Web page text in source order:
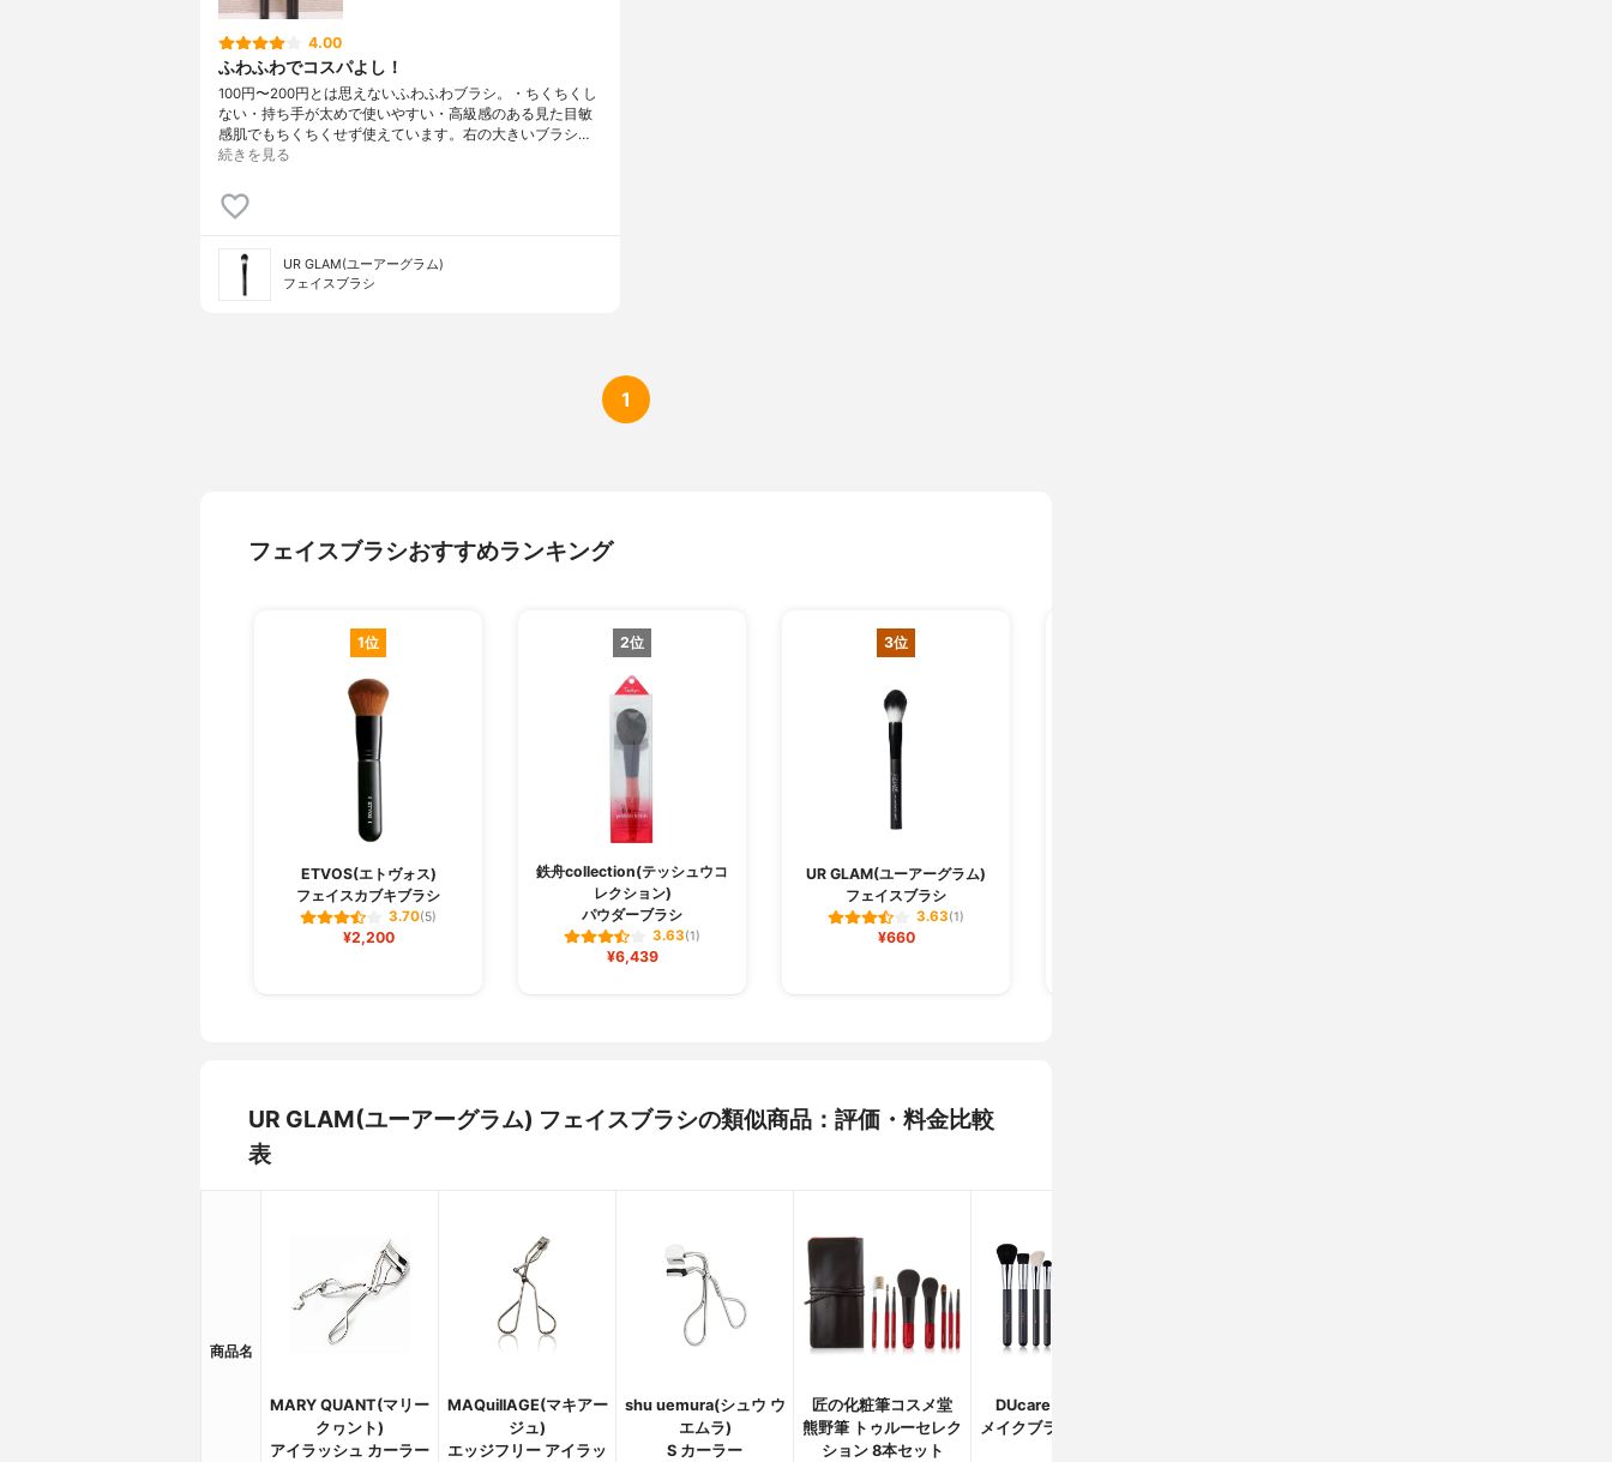
4.00
ふわふわでコスパよし！
100円〜200円とは思えないふわふわブラシ。・ちくちくし
ない・持ち手が太めで使いやすい・高級感のある見た目敏
感肌でもちくちくせず使えています。右の大きいブラシ…
続きを見る
UR GLAM(ユーアーグラム)
フェイスブラシ
1
フェイスブラシおすすめランキング
1位
ETVOS(エトヴォス)
フェイスカブキブラシ
3.70(5)
¥2,200
2位
鉄舟collection(テッシュウコ
レクション)
パウダーブラシ
3.63(1)
¥6,439
3位
UR GLAM(ユーアーグラム)
フェイスブラシ
3.63(1)
¥660
UR GLAM(ユーアーグラム) フェイスブラシの類似商品：評価・料金比較
表
商品名
MARY QUANT(マリー
クヮント)
アイラッシュ カーラー
MAQuillAGE(マキアー
ジュ)
エッジフリー アイラッ
shu uemura(シュウ ウ
エムラ)
S カーラー
匠の化粧筆コスメ堂
熊野筆 トゥルーセレク
ション 8本セット
DUcare(ドゥケア)
メイクブラシ 12本セッ